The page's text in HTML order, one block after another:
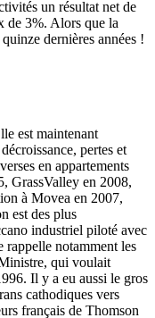
un résultat net de
de 3%. Alors que la
dernières années !
est maintenant
pertes et
en appartements
GrassValley en 2008,
à Movea en 2007,
est des plus
industriel piloté avec
rappelle notamment les
qui voulait
Il y a eu aussi le gros
cathodiques vers
français de Thomson